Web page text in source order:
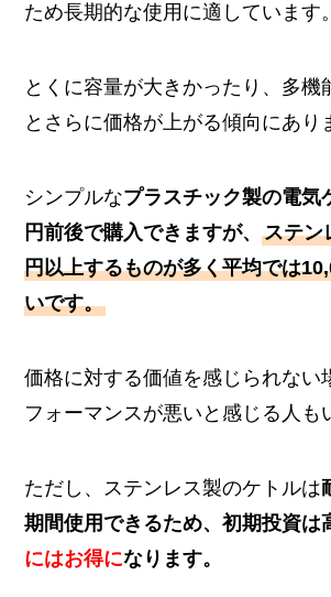
ため長期的な使用に適しています。
とくに容量が大きかったり、多機
とさらに価格が上がる傾向にあり
シンプルなプラスチック製の電気
円前後で購入できますが、ステン
円以上するものが多く平均では
いです。
価格に対する価値を感じられない
フォーマンスが悪いと感じる人も
ただし、ステンレス製のケトルは
期間使用できるため、初期投資は
にはお得にな ります。